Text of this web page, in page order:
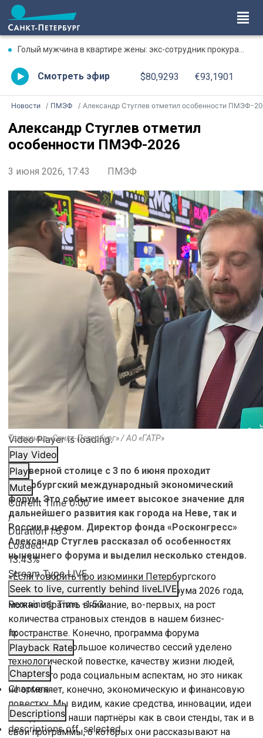
Голый мужчина в квартире жены: экс-сотрудник прокуратуры рассказал, почему совершил убийство
Смотреть эфир $80,9293 €93,1901
Новости ПМЭФ Александр Стуглев отметил особенности ПМЭФ-2026
Александр Стуглев отметил
особенности ПМЭФ-2026
3 июня 2026, 17:43 ПМЭФ
Video Player is loading.
Play Video
Play
Mute
Current Time0:00
/
Duration1:53
Loaded:
13.43%
Stream TypeLIVE
Seek to live, currently behind liveLIVE
Remaining Time -1:53
1x
Playback Rate
Chapters
Chapters
Descriptions
descriptions off, selected
Телеканал «Санкт-Петербург» / АО «ГАТР»
В Северной столице с 3 по 6 июня проходит
Петербургский международный экономический
форум. Это событие имеет высокое значение для
дальнейшего развития как города на Неве, так и
России в целом. Директор фонда «Росконгресс»
Александр Стуглев рассказал об особенностях
нынешнего форума и выделил несколько стендов.
«Если говорить про изюминки Петербургского
международного экономического форума 2026 года,
можно обратить внимание, во-первых, на рост
количества страновых стендов в нашем бизнес-
пространстве. Конечно, программа форума
развивается, большое количество сессий уделено
технологической повестке, качеству жизни людей,
различного рода социальным аспектам, но это никак
не отменяет, конечно, экономическую и финансовую
повестку. Мы видим, какие средства, инновации, идеи
вкладывают наши партнёры как в свои стенды, так и в
свои программы, о которых они рассказывают на